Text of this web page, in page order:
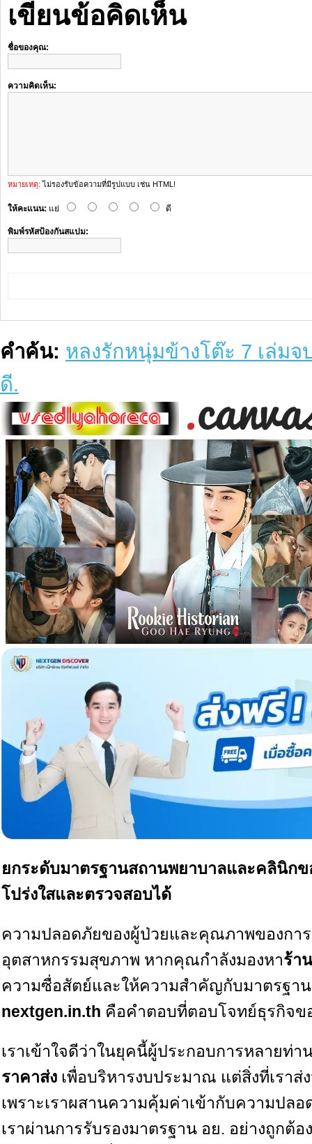
เขียนข้อคิดเห็น
ชื่อของคุณ:
ความคิดเห็น:
หมายเหตุ: ไม่รองรับข้อความที่มีรูปแบบ เช่น HTML!
ให้คะแนน: แย่ ดี
พิมพ์รหัสป้องกันสแปม:
คำค้น: หลงรักหนุ่มข้างโต๊ะ 7 เล่ม
ดี.
ยกระดับมาตรฐานสถานพยาบาลและคลินิก
โปร่งใสและตรวจสอบได้
ความปลอดภัยของผู้ป่วยและคุณภาพของกา
อุตสาหกรรมสุขภาพ หากคุณกำลังมองหาร้า
ความซื่อสัตย์และให้ความสำคัญกับมาตรฐา
nextgen.in.th คือคำตอบที่ตอบโจทย์ธุรกิจ
เราเข้าใจดีว่าในยุคนี้ผู้ประกอบการหลายท่า
ราคาส่ง เพื่อบริหารงบประมาณ แต่สิ่งที่เราส่
เพราะเราผสานความคุ้มค่าเข้ากับความปล
เราผ่านการรับรองมาตรฐาน อย. อย่างถูกต้